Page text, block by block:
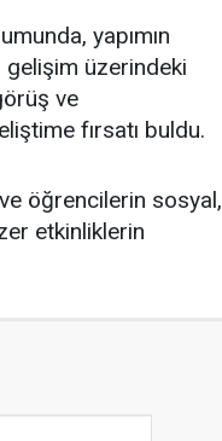
yapımın
gelişim üzerindeki
ve
fırsatı buldu.
öğrencilerin sosyal,
etkinliklerin